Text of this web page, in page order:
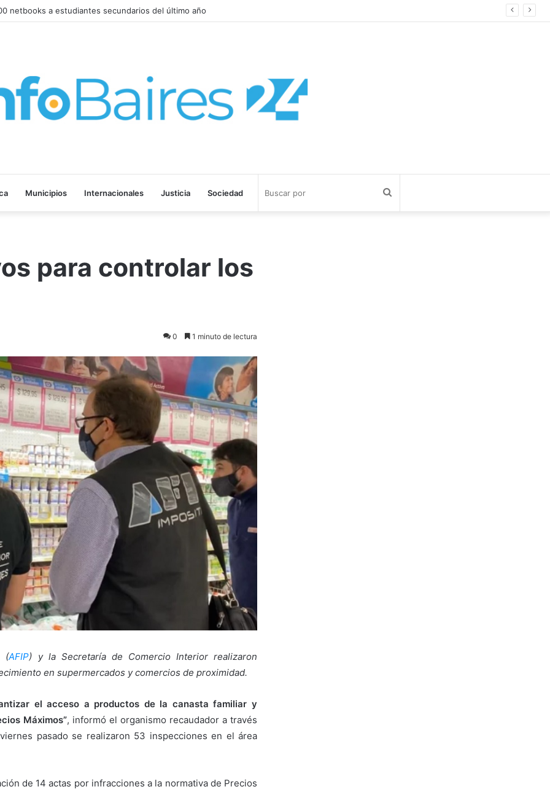
DENUNCIAS Y GESTION: MILEI NIEGA LA REALIDAD
Municipios Internacionales Justicia Sociedad
para controlar los
0 1 minuto de lectura
(AFIP) y la Secretaría de Comercio Interior realizaron
en supermercados y comercios de proximidad.
el acceso a productos de la canasta familiar y
Máximos”, informó el organismo recaudador a través
pasado se realizaron 53 inspecciones en el área
de 14 actas por infracciones a la normativa de Precios